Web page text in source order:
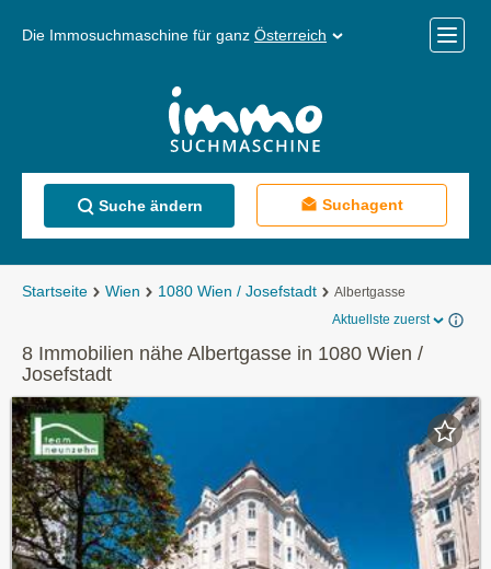
Die Immosuchmaschine für ganz Österreich
Menü
Suche ändern Suchagent
Startseite Wien 1080 Wien / Josefstadt
Albertgasse
Aktuellste zuerst
8 Immobilien nähe Albertgasse in 1080 Wien /
Josefstadt